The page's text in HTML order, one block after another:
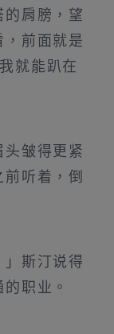
肩膀，望
前面就是
就能趴在
皱得更紧
听着，倒
」斯汀说得
职业。